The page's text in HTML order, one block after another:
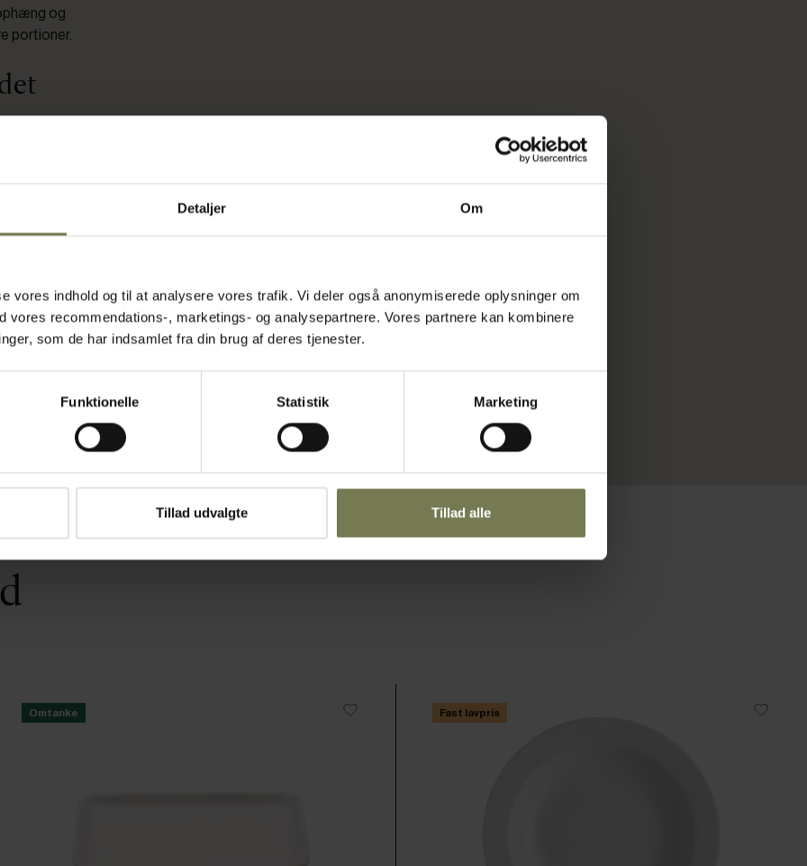
Detaljer Om
vores indhold og til at analysere vores trafik. Vi deler også anonymiserede oplysninger om
vores recommendations-, marketings- og analysepartnere. Vores partnere kan kombinere
som de har indsamlet fra din brug af deres tjenester.
Funktionelle Statistik Marketing
Tillad udvalgte Tillad alle
og
portioner.
køkkener,
har en let
brede ske
det
tåler
til store
i ethvert
denne
kan
Omtanke Fast lavpris